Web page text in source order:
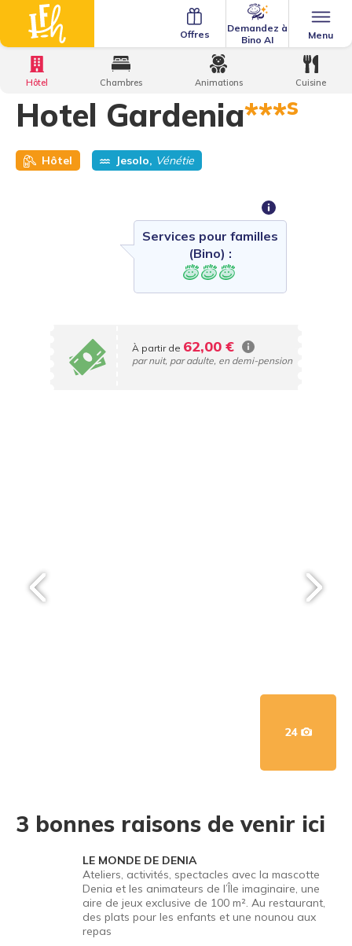
Menu
Demandez à
Bino AI
Offres
Home Family Hotels·Hôtel Gardenia
Hotel Gardenia***s
Hôtel Jesolo, Vénétie
Services pour familles
(Bino) :
À partir de 62,00 €
par nuit, par adulte, en demi-pension
Hôtel Chambres Animations Cuisine
24
3 bonnes raisons de venir ici
LE MONDE DE DENIA
Ateliers, activités, spectacles avec la mascotte
Denia et les animateurs de l’Île imaginaire, une
aire de jeux exclusive de 100 m². Au restaurant,
des plats pour les enfants et une nounou aux
repas